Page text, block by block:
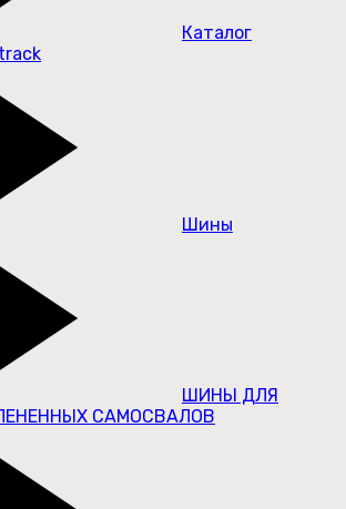
Каталог
Шины
ШИНЫ ДЛЯ
САМОСВАЛОВ